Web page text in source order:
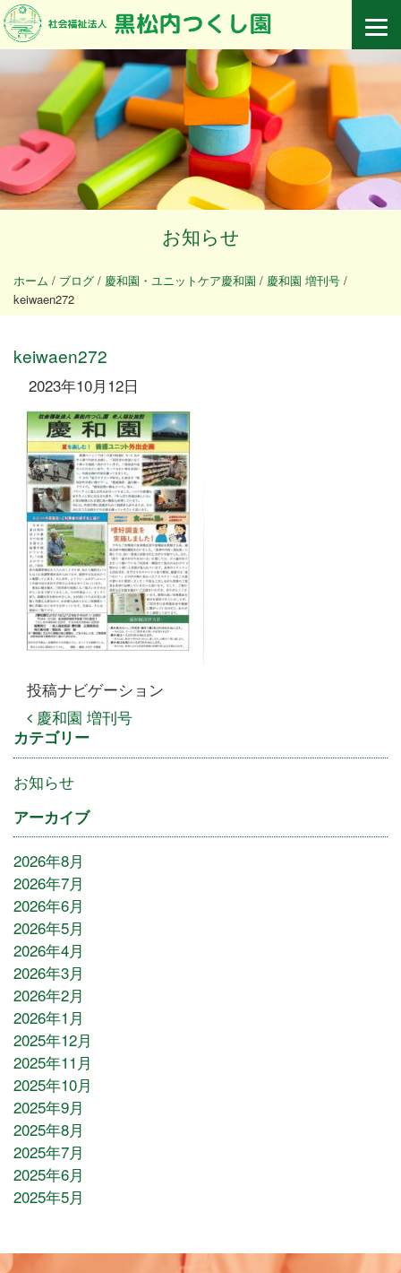
お知らせ
ホーム / ブログ / 慶和園・ユニットケア慶和園 / 慶和園 増刊号 /
keiwaen272
keiwaen272
2023年10月12日
投稿ナビゲーション
慶和園 増刊号
カテゴリー
お知らせ
アーカイブ
2026年8月
2026年7月
2026年6月
2026年5月
2026年4月
2026年3月
2026年2月
2026年1月
2025年12月
2025年11月
2025年10月
2025年9月
2025年8月
2025年7月
2025年6月
2025年5月